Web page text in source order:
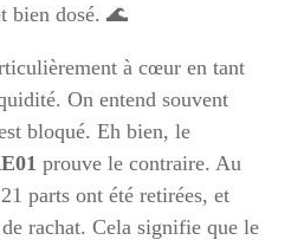
bien dosé. 🌊
à cœur en tant
On entend souvent
bloqué. Eh bien, le
prouve le contraire. Au
parts ont été retirées, et
rachat. Cela signifie que le